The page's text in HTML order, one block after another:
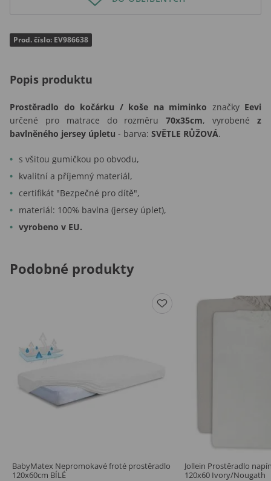
Prod. číslo: EV986638
Popis produktu
Prostěradlo do kočárku / koše na miminko značky Eevi
určené pro matrace do rozměru70x35cm, vyrobenéz
bavlněného jersey úpletu - barva: SVĚTLE RŮŽOVÁ.
s všitou gumičkou po obvodu,
kvalitní a příjemný materiál,
certifikát "Bezpečné pro dítě",
materiál: 100% bavlna (jersey úplet),
vyrobeno v EU.
Podobné produkty
BabyMatex Nepromokavé froté prostěradlo
120x60cm BÍLÉ
Jollein Prostěradlo
120x60 Ivory/Nougath